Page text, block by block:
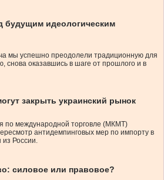
будущим идеологическим
мы успешно преодолели традиционную для
снова оказавшись в шаге от прошлого и в
закрыть украинский рынок
по международной торговле (МКМТ)
антидемпинговых мер по импорту в
России.
силовое или правовое?